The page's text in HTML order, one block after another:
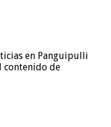
en Panguipulli
contenido de